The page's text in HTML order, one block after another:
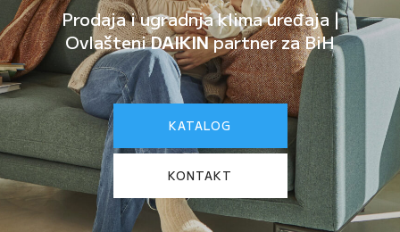
Prodaja i ugradnja klima uređaja |
OvlašteniDAIKINpartner za BiH
KATALOG
KONTAKT